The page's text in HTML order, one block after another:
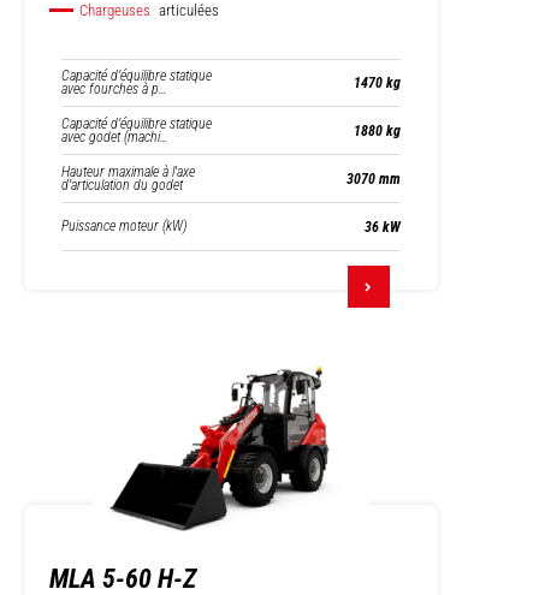
Chargeuses articulées
Capacité d’équilibre statique
avec fourches à p… 1470 kg
Capacité d’équilibre statique
avec godet (machi… 1880 kg
Hauteur maximale à l'axe
d'articulation du godet 3070 mm
Puissance moteur (kW) 36 kW
MLA 5-60 H-Z